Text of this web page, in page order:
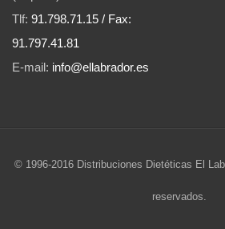
Tlf: 91.798.71.15 / Fax:
91.797.41.81
E-mail: info@ellabrador.es
© 1996-2016 Distribuciones Dietéticas El
reservados.